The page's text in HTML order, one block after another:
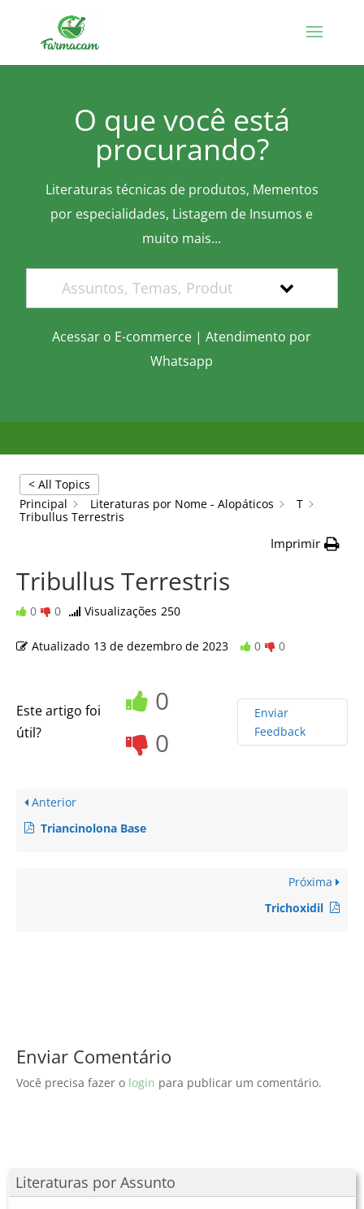
O que você está
procurando?
Literaturas técnicas de produtos, Mementos
por especialidades, Listagem de Insumos e
muito mais...
Acessar o E-commerce |Atendimento por
Whatsapp
Literaturas por Assunto
< All Topics
Principal
Literaturas por Nome - Alopáticos
T
Tribullus Terrestris
Imprimir
Tribullus Terrestris
0 0 Visualizações 250
Atualizado 13 de dezembro de 2023 0 0
Este artigo foi
útil?
0
0
Enviar
Feedback
Anterior
Triancinolona Base
Próxima
Trichoxidil
Enviar Comentário
Você precisa fazer o login para publicar um comentário.